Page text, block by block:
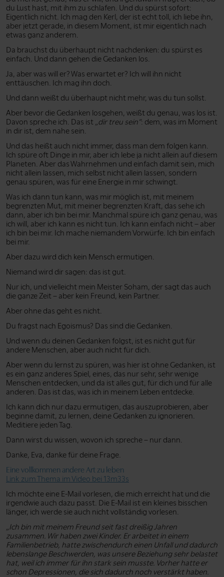
du Lust hast, mit ihm zu schlafen. Und du spürst sofort:
Eigentlich nicht. Ich mag den Kerl, der ist echt toll, ich liebe ihn,
aber jetzt gerade, in diesem Moment, ist mir eigentlich nach
etwas ganz anderem.
Da brauchst du überhaupt nicht nachdenken: du spürst es
einfach. Und dann gehen die Gedanken los.
Ja, aber was will er? Was erwartet er? Ich will ihn nicht
enttäuschen. Ich mag ihn doch.
Und dann weißt du überhaupt nicht mehr, was du tun sollst.
Aber bevor die Gedanken losgehen, weißt du genau, was los ist.
Davon spreche ich. Das ist
„dir treu sein”: dem, was im Moment
in dir ist, dem nahe sein.
Und das heißt auch nicht immer, dass man dem folgen kann.
Ich spüre oft Dinge in mir, aber ich lebe ja nicht allein auf diesem
Planeten. Aber das Wahrnehmen und einfach damit sein, mich
nicht allein lassen, mich selbst nicht allein lassen, sondern
genau spüren, was für eine Energie in mir schwingt.
Was ich dann tun kann, was mir möglich ist, mit meinem
begrenzten Mut, mit meiner begrenzten Kraft, das sehe ich
dann, aber ich bin bei mir. Manchmal spüre ich ganz genau, was
ich will, aber ich kann es nicht tun. Ich kann einfach nicht – aber
ich bin bei mir. Ich mache niemandem Vorwürfe. Ich bin einfach
bei mir.
Aber dazu wird dich kein Mensch ermutigen.
Niemand wird dir sagen: das ist gut.
Nur ich, und vielleicht mein Meister Soham, der sagt das auch
die ganze Zeit – aber kein Freund, kein Partner.
Aber ohne das geht es nicht.
Du fragst nach Egoismus? Das sind die Gedanken.
Und wenn du deinen Gedanken folgst, ist es nicht gut für
andere Menschen, aber auch nicht für dich.
Aber wenn du lernst zu spüren, was hier ist ohne Gedanken, ist
es ein ganz anderes Spiel, eines, das nur sehr, sehr wenige
Menschen entdecken, und da ist alles gut, für dich und für alle
anderen. Das ist das, was ich in meinem Leben entdecke.
Ich kann dich nur dazu ermutigen, das auszuprobieren, aber
beginne damit, zu lernen, deine Gedanken zu ignorieren.
Meditiere jeden Tag.
Dann wirst du wissen, wovon ich spreche – nur dann.
Danke, Eva, danke für deine Frage.
Eine vollkommen andere Art zu leben
Link zum Thema im Video bei 13m33s
Ich möchte eine E-Mail vorlesen, die mich erreicht hat und die
irgendwie auch dazu passt. Die E-Mail ist ein kleines bisschen
länger, ich werde sie auch nicht vollständig vorlesen.
„Ich bin mit meinem Freund seit fast dreißig Jahren
zusammen. Wir haben zwei Kinder. Er arbeitet in einem
Familienbetrieb, hatte zwischendurch einen Unfall und dadurch
lebenslange Beschwerden, was unsere Beziehung sehr belastet
hat, weil ich immer für ihn stark sein musste. Vorher hatte er
schon Depressionen, die sich dadurch noch verstärkt haben.